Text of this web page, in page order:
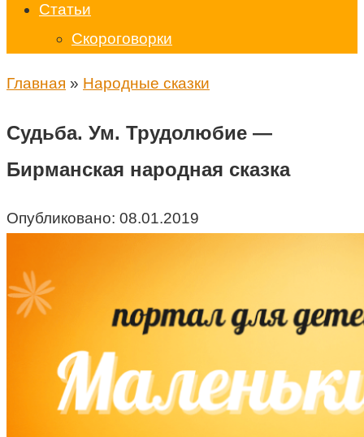
Статьи
Скороговорки
Главная » Народные сказки
Судьба. Ум. Трудолюбие —
Бирманская народная сказка
Опубликовано: 08.01.2019